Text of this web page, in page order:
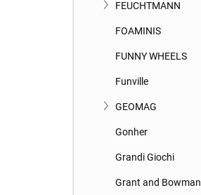
FEUCHTMANN
FOAMINIS
FUNNY WHEELS
Funville
GEOMAG
Gonher
Grandi Giochi
Grant and Bowman